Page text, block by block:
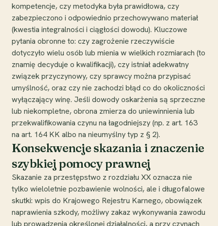
kompetencje, czy metodyka była prawidłowa, czy
zabezpieczono i odpowiednio przechowywano materiał
(kwestia integralności i ciągłości dowodu). Kluczowe
pytania obronne to: czy zagrożenie rzeczywiście
dotyczyło wielu osób lub mienia w wielkich rozmiarach (to
znamię decyduje o kwalifikacji), czy istniał adekwatny
związek przyczynowy, czy sprawcy można przypisać
umyślność, oraz czy nie zachodzi błąd co do okoliczności
wyłączający winę. Jeśli dowody oskarżenia są sprzeczne
lub niekompletne, obrona zmierza do uniewinnienia lub
przekwalifikowania czynu na łagodniejszy (np. z art. 163
na art. 164 KK albo na nieumyślny typ z § 2).
Konsekwencje skazania i znaczenie
szybkiej pomocy prawnej
Skazanie za przestępstwo z rozdziału XX oznacza nie
tylko wieloletnie pozbawienie wolności, ale i długofalowe
skutki: wpis do Krajowego Rejestru Karnego, obowiązek
naprawienia szkody, możliwy zakaz wykonywania zawodu
lub prowadzenia określonej działalności, a przy czynach